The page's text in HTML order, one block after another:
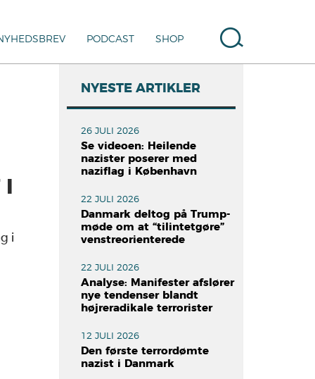
PODCAST SHOP
i
NYESTE ARTIKLER
26 JULI 2026
Se videoen: Heilende
nazister poserer med
naziflag i København
22 JULI 2026
Danmark deltog på Trump-
møde om at “tilintetgøre”
venstreorienterede
22 JULI 2026
Analyse: Manifester afslører
nye tendenser blandt
højreradikale terrorister
12 JULI 2026
Den første terrordømte
nazist i Danmark